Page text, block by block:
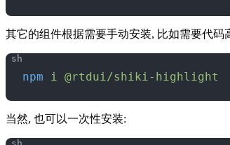
其它的组件根据需要手动安装, 比如需要代码
npm i @rtdui/shiki-highlight
当然, 也可以一次性安装: